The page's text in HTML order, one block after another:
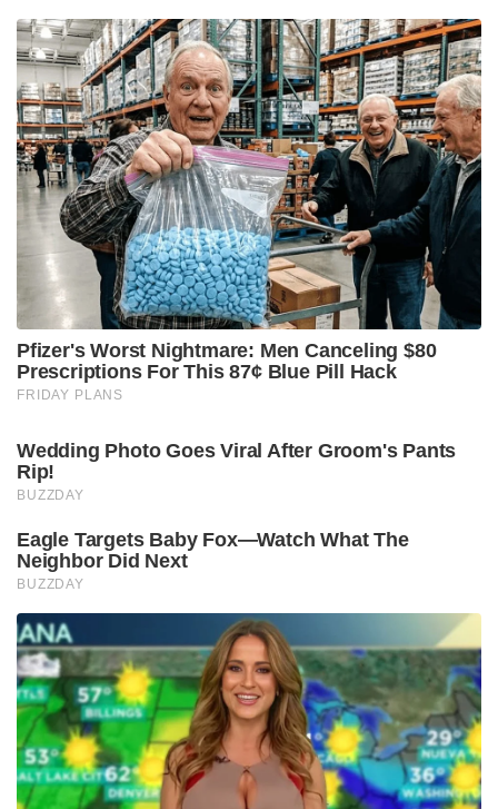
Pfizer's Worst Nightmare: Men Canceling $80
Prescriptions For This 87¢ Blue Pill Hack
FRIDAY PLANS
Wedding Photo Goes Viral After Groom's Pants
Rip!
BUZZDAY
Eagle Targets Baby Fox—Watch What The
Neighbor Did Next
BUZZDAY